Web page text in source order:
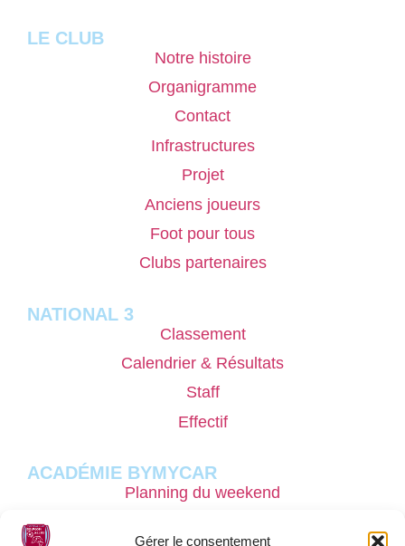
Gérer le consentement
LE CLUB
Notre histoire
Organigramme
Contact
Infrastructures
Projet
Anciens joueurs
Foot pour tous
Clubs partenaires
NATIONAL 3
Classement
Calendrier & Résultats
Staff
Effectif
ACADÉMIE BYMYCAR
Planning du weekend